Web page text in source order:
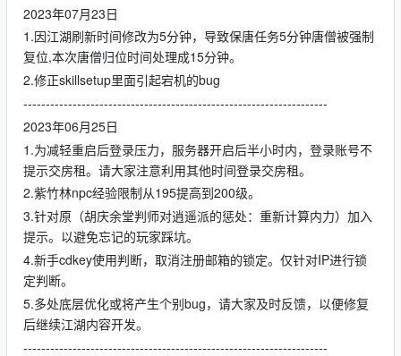
2023年07月23日
1.因江湖刷新时间修改为5分钟，导致保唐任务5分钟唐僧被强制
复位,本次唐僧归位时间处理成15分钟。
2.修正skillsetup里面引起宕机的bug
--------------------------------------------------------------------
2023年06月25日
1.为减轻重启后登录压力，服务器开启后半小时内，登录账号不
提示交房租。请大家注意利用其他时间登录交房租。
2.紫竹林npc经验限制从195提高到200级。
3.针对原（胡庆余堂判师对逍遥派的惩处：重新计算内力）加入
提示。以避免忘记的玩家踩坑。
4.新手cdkey使用判断，取消注册邮箱的锁定。仅针对IP进行锁
定判断。
5.多处底层优化或将产生个别bug，请大家及时反馈，以便修复
后继续江湖内容开发。
--------------------------------------------------------------------